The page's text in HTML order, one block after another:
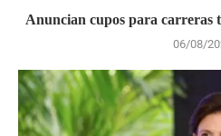
Anuncian cupos para carreras
06/08/